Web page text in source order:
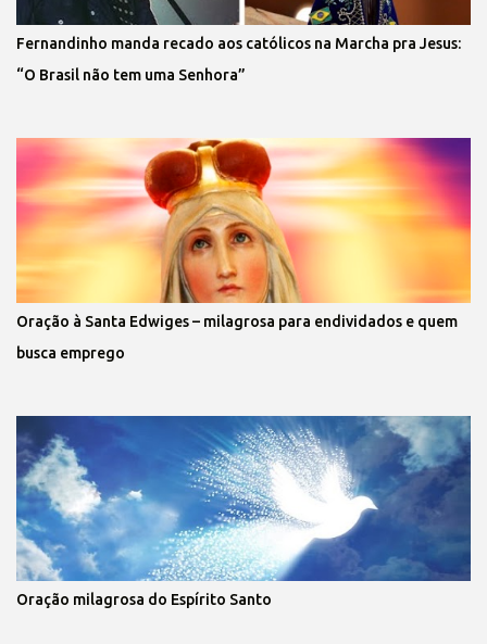
Fernandinho manda recado aos católicos na Marcha pra Jesus:
“O Brasil não tem uma Senhora”
Oração à Santa Edwiges – milagrosa para endividados e quem
busca emprego
Oração milagrosa do Espírito Santo